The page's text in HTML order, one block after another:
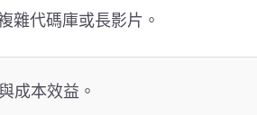
雜代碼庫或長影片。
成本效益。